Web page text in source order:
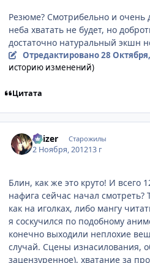
Резюме? Смотрибельно и очень
неба хватать не будет, но
достаточно натуральный экшн
Отредактировано28
историю изменений)
Цитата
Kaizer Старожилы
2 Ноября, 201213 г
Блин, как же это круто! И всего
нафига сейчас начал
как на иголках, либо мангу
я соскучился по подобному
конечно выходили неплохие
случай. Сцены изнасилования,
зацензуренное), хватание за